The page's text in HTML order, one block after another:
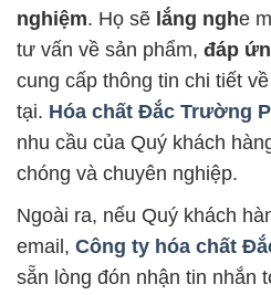
nghiệm. Họ sẽ lắng nghe
tư vấn về sản phẩm, đáp
cung cấp thông tin chi tiết về
tại. Hóa chất Đắc Trường
nhu cầu của Quý khách
chóng và chuyên nghiệp.
Ngoài ra, nếu Quý khách
email, Công ty hóa chất
sẵn lòng đón nhận tin nhắn